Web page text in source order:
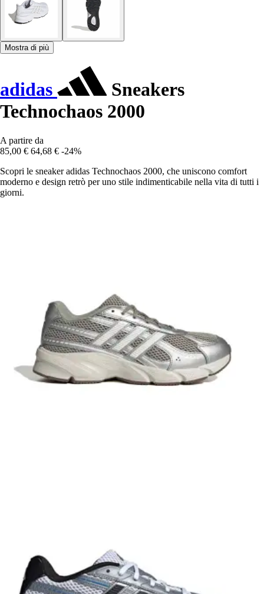
Mostra di più
adidas
Sneakers
Technochaos 2000
A partire da
85,00 € 64,68 € -24%
Scopri le sneaker adidas Technochaos 2000, che uniscono comfort
moderno e design retrò per uno stile indimenticabile nella vita di tutti i
giorni.